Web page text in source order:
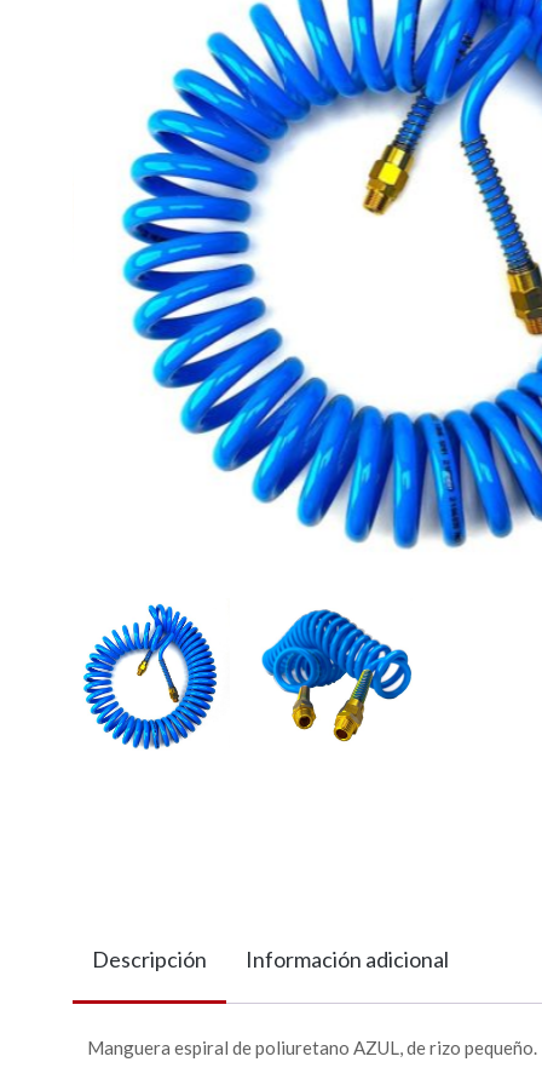
Descripción Información adicional
Manguera espiral de poliuretano AZUL, de rizo pequeño.